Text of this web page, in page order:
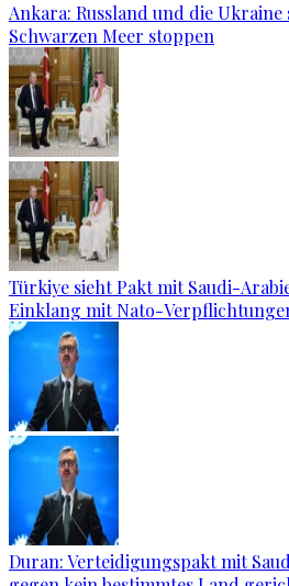
Ankara: Russland und die
Schwarzen Meer stoppen
Türkiye sieht Pakt mit Saudi-
Einklang mit Nato-
Duran: Verteidigungspakt mit